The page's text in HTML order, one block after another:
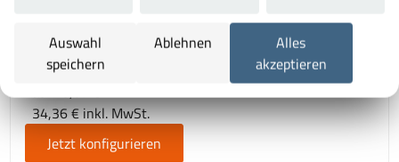
Einlegeboden farbig gepulvert für Flügeltürschrank
Modell 32371, 32373
ab 28,87 €
34,36 € inkl. MwSt.
Jetzt konfigurieren
Auswahl
speichern
Ablehnen
Alles
akzeptieren